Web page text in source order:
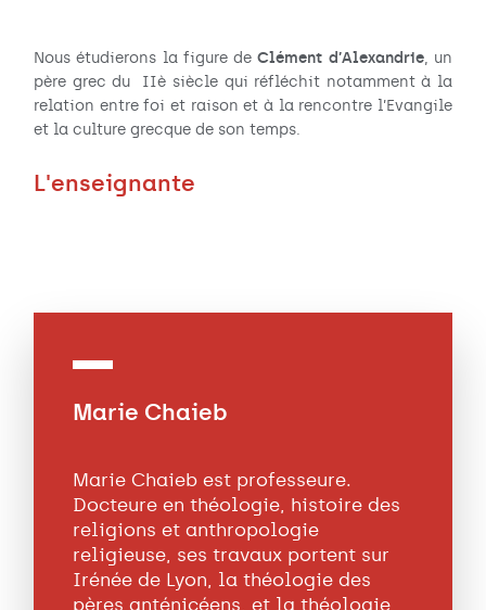
Nous étudierons la figure deClément d’Alexandrie, un
père grec du IIè siècle qui réfléchit notamment à la
relation entre foi et raison et à la rencontre l’Evangile
et la culture grecque de son temps.
L'enseignante
Marie Chaieb
Marie Chaieb est professeure.
Docteure en théologie, histoire des
religions et anthropologie
religieuse, ses travaux portent sur
Irénée de Lyon, la théologie des
pères anténicéens, et la théologie